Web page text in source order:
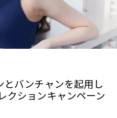
とバンチャンを起用し
クションキャンペーン